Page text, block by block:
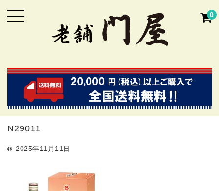
0
N29011
2025年11月11日